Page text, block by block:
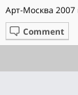
Арт-Москва
Comment